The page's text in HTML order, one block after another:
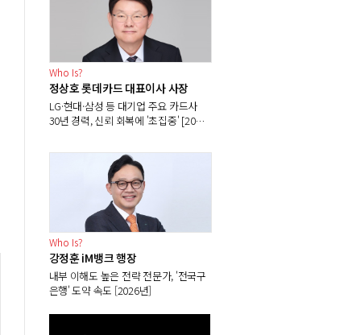
Who Is?
정상호 롯데카드 대표이사 사장
LG·현대·삼성 등 대기업 주요 카드사
30년 경력, 신뢰 회복에 '초집중' [2026
Who Is?
강정훈 iM뱅크 행장
내부 이해도 높은 전략 전문가, '전국구
은행' 도약 속도 [2026년]